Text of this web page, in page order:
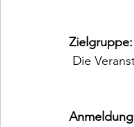
Zielgruppe:
Anmeldung